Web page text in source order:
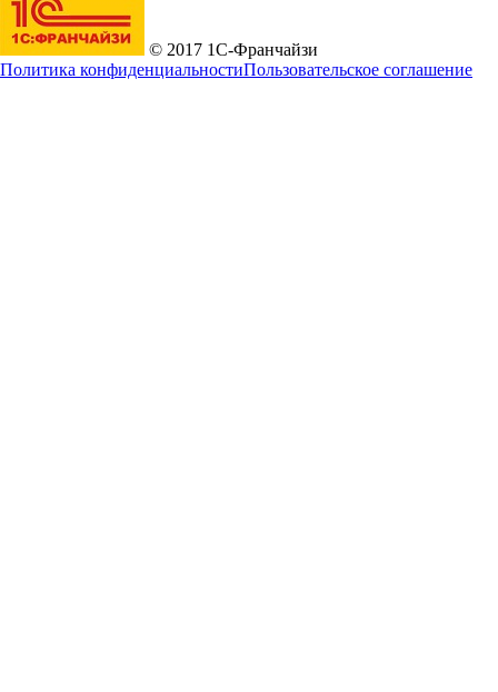
© 2017 1С-Франчайзи
Политика конфиденциальностиПользовательское соглашение